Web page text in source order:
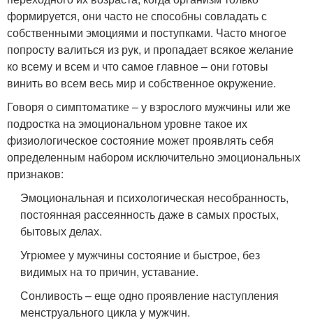
формируется, они часто не способны совладать с
собственными эмоциями и поступками. Часто многое
попросту валиться из рук, и пропадает всякое желание
ко всему и всем и что самое главное – они готовы
винить во всем весь мир и собственное окружение.
Говоря о симптоматике – у взрослого мужчины или же
подростка на эмоциональном уровне такое их
физиологическое состояние может проявлять себя
определенным набором исключительно эмоциональных
признаков:
Эмоциональная и психологическая несобранность,
постоянная рассеянность даже в самых простых,
бытовых делах.
Угрюмее у мужчины состояние и быстрое, без
видимых на то причин, уставание.
Сонливость – еще одно проявление наступления
менструального цикла у мужчин.